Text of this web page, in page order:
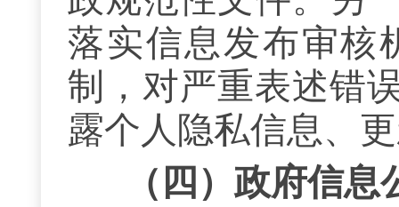
落实信息发布审核
制，对严重表述错
露个人隐私信息、
（四）政府信息